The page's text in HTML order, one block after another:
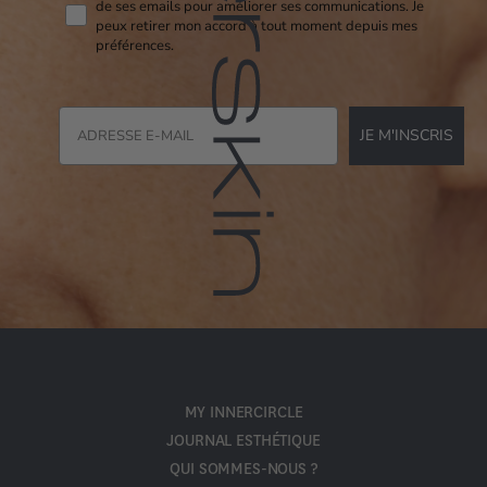
de ses emails pour améliorer ses communications. Je
peux retirer mon accord à tout moment depuis mes
préférences.
JE M'INSCRIS
MY INNERCIRCLE
JOURNAL ESTHÉTIQUE
QUI SOMMES-NOUS ?